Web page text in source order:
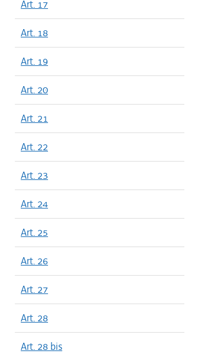
Art. 17
Art. 18
Art. 19
Art. 20
Art. 21
Art. 22
Art. 23
Art. 24
Art. 25
Art. 26
Art. 27
Art. 28
Art. 28 bis